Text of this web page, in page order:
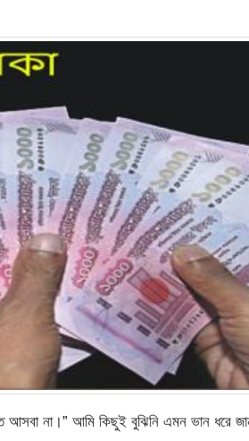
আসবা না।” আমি কিছুই বুঝিনি এমন ভান ধরে